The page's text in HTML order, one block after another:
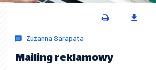
Zuzanna Sarapata
Mailing reklamowy